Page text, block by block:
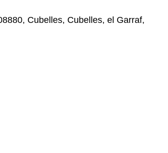
Cubelles, Cubelles, el Garraf,